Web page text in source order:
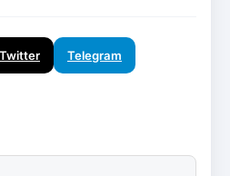
Twitter Telegram